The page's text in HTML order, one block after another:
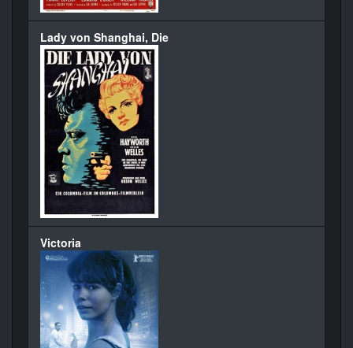
Lady von Shanghai, Die
Victoria